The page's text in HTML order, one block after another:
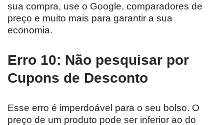
sua compra, use o Google, comparadores de
preço e muito mais para garantir a sua
economia.
Erro 10: Não pesquisar por
Cupons de Desconto
Esse erro é imperdoável para o seu bolso. O
preço de um produto pode ser inferior ao do